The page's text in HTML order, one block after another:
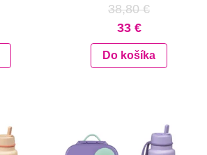
38,80 €
33 €
Do košíka